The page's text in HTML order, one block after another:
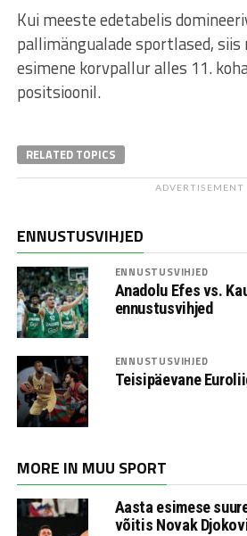
Kui meeste edetabelis
pallimängualade sportlased,
esimene korvpallur alles 11.
positsioonil.
RELATED TOPICS
ADVERTISEMENT
ENNUSTUSVIHJED
ENNUSTUSVIHJED
Anadolu Efes vs.
ennustusvihjed
ENNUSTUSVIHJED
Teisipäevane
MORE IN MUU SPORT
Aasta esimese
võitis Novak